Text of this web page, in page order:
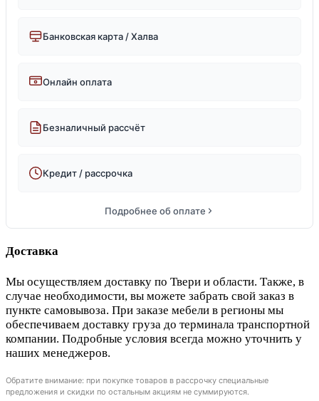
Банковская карта / Халва
Онлайн оплата
Безналичный рассчёт
Кредит / рассрочка
Подробнее об оплате
Доставка
Мы осуществляем доставку по Твери и области. Также, в
случае необходимости, вы можете забрать свой заказ в
пункте самовывоза. При заказе мебели в регионы мы
обеспечиваем доставку груза до терминала транспортной
компании. Подробные условия всегда можно уточнить у
наших менеджеров.
Обратите внимание: при покупке товаров в рассрочку специальные
предложения и скидки по остальным акциям не суммируются.